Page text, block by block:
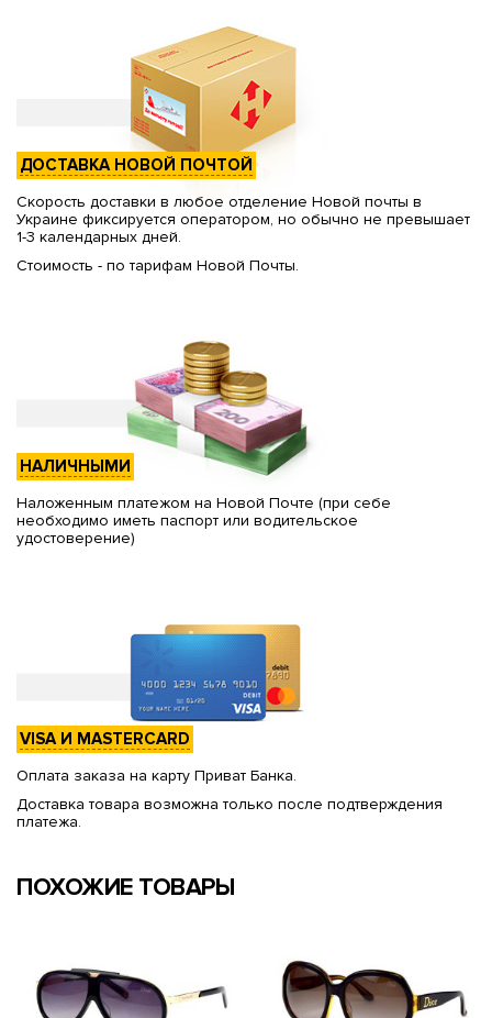
ДОСТАВКА НОВОЙ ПОЧТОЙ
Скорость доставки в любое отделение Новой почты в
Украине фиксируется оператором, но обычно не превышает
1-3 календарных дней.
Стоимость - по тарифам Новой Почты.
НАЛИЧНЫМИ
Наложенным платежом на Новой Почте (при себе
необходимо иметь паспорт или водительское
удостоверение)
VISA И MASTERCARD
Оплата заказа на карту Приват Банка.
Доставка товара возможна только после подтверждения
платежа.
ПОХОЖИЕ ТОВАРЫ